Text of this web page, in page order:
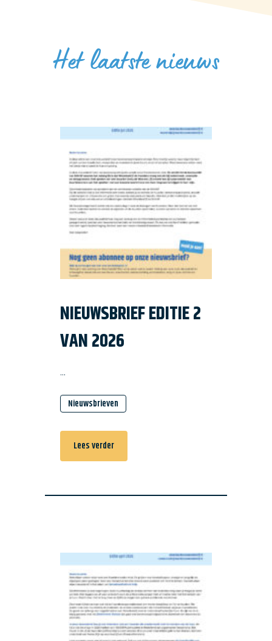
Het laatste nieuws
NIEUWSBRIEF EDITIE 2
VAN 2026
...
Nieuwsbrieven
Lees verder